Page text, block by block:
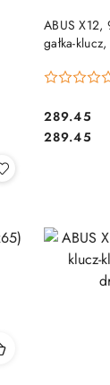
ABUS
gałka-klucz,
Cena:
289.45
Cena:
289.45